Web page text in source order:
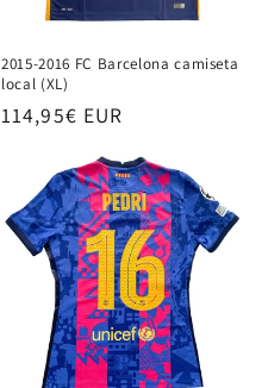
2015-2016 FC Barcelona camiseta
local (XL)
Precio
114,95€ EUR